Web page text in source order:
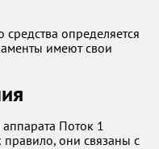
определяется
имеют свои
Поток 1
они связаны с